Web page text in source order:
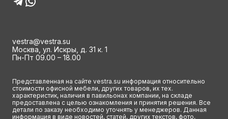
vestra@vestra.su
Москва, ул. Искры, д. 31 к. 1
Пн-Пт 09.00 – 18.00
Представленная на сайте vestra.su информация относительно
стоимости офисной мебели, других товаров, их тех.
характеристик, наличия в павильонах компании, на складе
предоставлена с целью ознакомления и принятия решения. Все
детали по заказу необходимо уточнять у менеджеров. Данная
информация в виде новостей, статей, других текстов, фото,